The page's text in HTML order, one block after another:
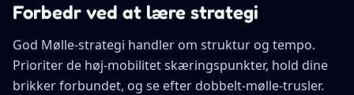
Forbedr ved at lære strategi
God Mølle-strategi handler om struktur og tempo.
Prioriter de høj-mobilitet skæringspunkter, hold dine
brikker forbundet, og se efter dobbelt-mølle-trusler.